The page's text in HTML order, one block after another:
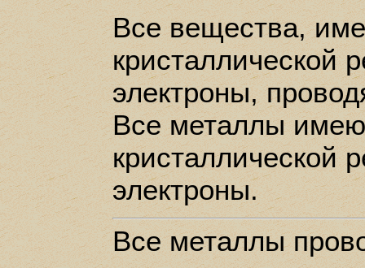
Все вещества,
кристаллической
электроны,
Все металлы
кристаллической
электроны.
Все металлы